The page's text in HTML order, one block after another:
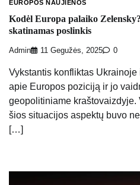
EUROPOS NAUJIENOS
Kodėl Europa palaiko
skatinamas poslinkis
Admin 11 Gegužės, 2025 0
Vykstantis konfliktas
apie Europos poziciją ir jo
geopolitiniame
šios situacijos aspektų buvo
[…]